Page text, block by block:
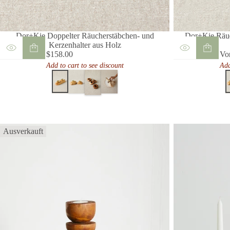
Dor+Kie Doppelter Räucherstäbchen- und
Kerzenhalter aus Holz
Regulärer
Preis
$158.00
Add to cart to see discount
Dor+Kie
Ausverkauft